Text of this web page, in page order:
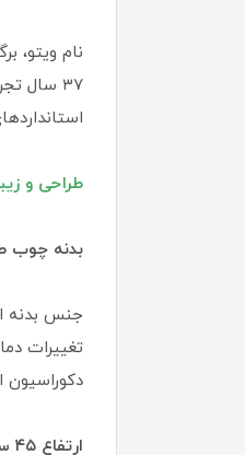
نام ویتو،
۳۷ سال
طراحی و
بدنه چوب
جنس بدنه
تغییرات
دکوراسیون
ارتفاع ۴۵ سانتیمتری؛ تعادل ایده‌آل